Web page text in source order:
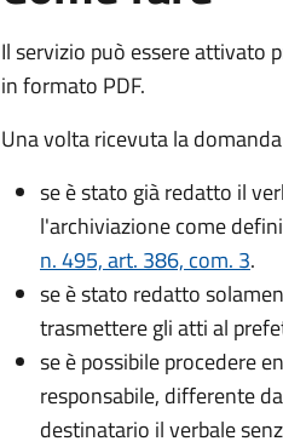
Il servizio può essere attivato
in formato PDF.
Una volta ricevuta la
se è stato già redatto il
l'archiviazione come
n. 495, art. 386, com. 3.
se è stato redatto
trasmettere gli atti al
se è possibile procedere
responsabile, differente
destinatario il verbale